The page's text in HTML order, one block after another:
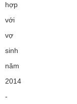
hợp
với
vợ
sinh
năm
2014
-